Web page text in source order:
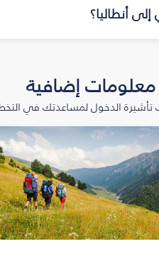
أنطاليا؟
معلومات إضافية
الدخول لمساعدتك في